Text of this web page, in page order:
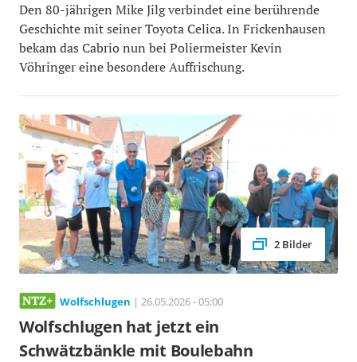
Den 80-jährigen Mike Jilg verbindet eine berührende
Geschichte mit seiner Toyota Celica. In Frickenhausen
bekam das Cabrio nun bei Poliermeister Kevin
Vöhringer eine besondere Auffrischung.
2 Bilder
Wolfschlugen | 26.05.2026 - 05:00
Wolfschlugen hat jetzt ein
Schwätzbänkle mit Boulebahn